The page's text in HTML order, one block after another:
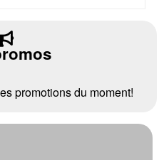
promotions du moment!